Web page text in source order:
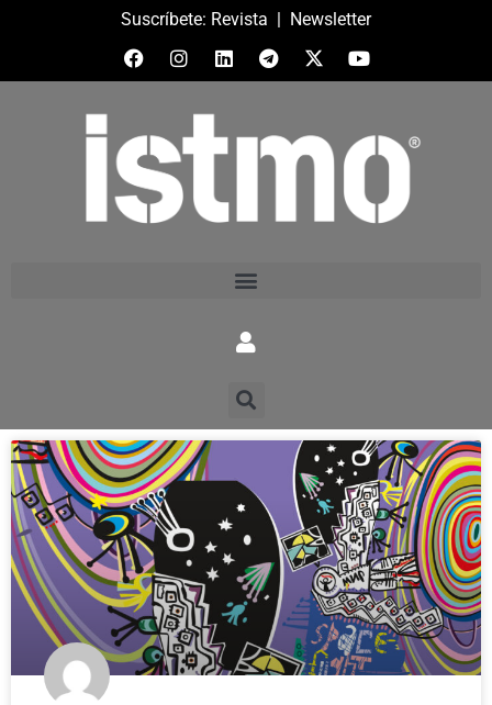
Suscríbete: Revista | Newsletter